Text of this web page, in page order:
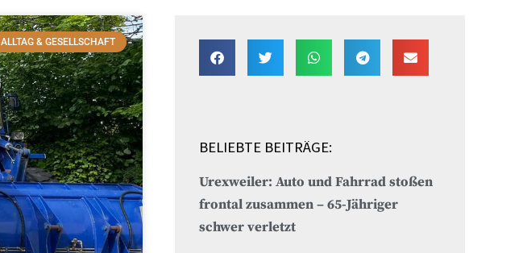
ALLTAG & GESELLSCHAFT
BELIEBTE BEITRÄGE:
Urexweiler: Auto und Fahrrad stoßen
frontal zusammen – 65-Jähriger
schwer verletzt